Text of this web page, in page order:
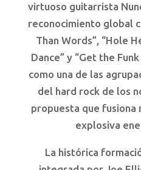
virtuoso guitarrista
reconocimiento global
Than Words”, “Hole
Dance” y “Get the
como una de las
del hard rock de los
propuesta que fusiona
explosiva
La histórica